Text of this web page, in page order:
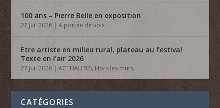
100 ans – Pierre Belle en exposition
27 Juil 2026 |A portée de voix
Etre artiste en milieu rural, plateau au festival
Texte en l’air 2026
27 Juil 2026 |ACTUALITÉS, Hors les murs
CATÉGORIES